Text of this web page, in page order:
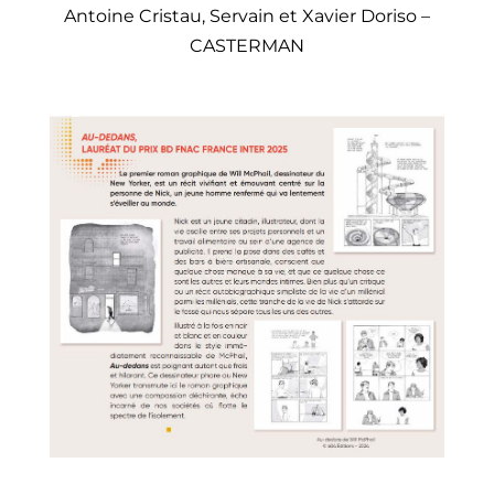
Antoine Cristau, Servain et Xavier Doriso –
CASTERMAN